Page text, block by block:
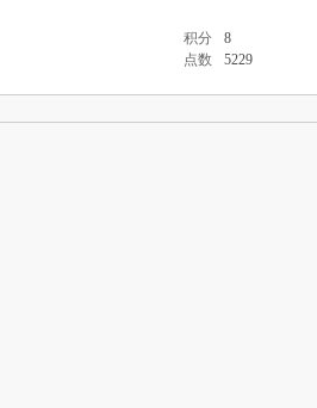
积分
8
点数 5229